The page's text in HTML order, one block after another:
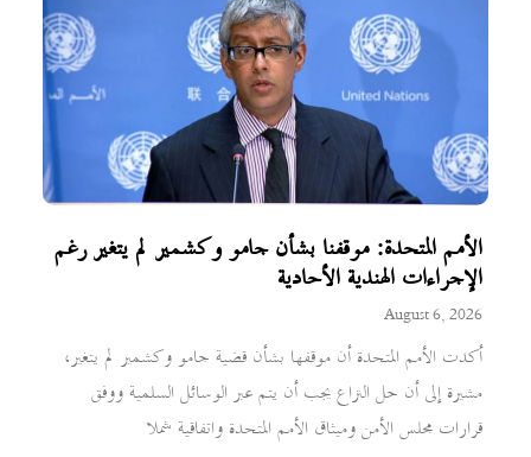
الأمم المتحدة: موقفنا بشأن جامو وكشمير لم يتغير رغم
الإجراءات الهندية الأحادية
August 6, 2026
أكدت الأمم المتحدة أن موقفها بشأن قضية جامو وكشمير لم يتغير،
مشيرة إلى أن حل النزاع يجب أن يتم عبر الوسائل السلمية ووفق
قرارات مجلس الأمن وميثاق الأمم المتحدة واتفاقية شملا